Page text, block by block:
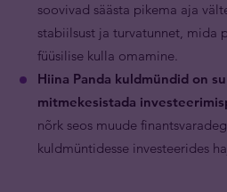
soovivad säästa pikema aja
stabiilsust ja turvatunnet, mida
füüsilise kulla omamine.
Hiina Panda kuldmündid on
mitmekesistada
nõrk seos muude
kuldmüntidesse investeerides